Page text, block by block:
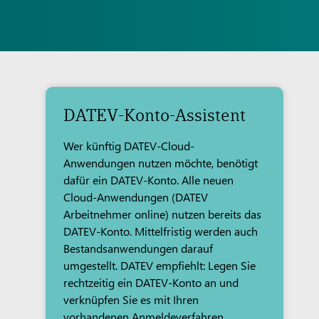
DATEV-Konto-Assistent
Wer künftig DATEV-Cloud-
Anwendungen nutzen möchte, benötigt
dafür ein DATEV-Konto. Alle neuen
Cloud-Anwendungen (DATEV
Arbeitnehmer online) nutzen bereits das
DATEV-Konto. Mittelfristig werden auch
Bestandsanwendungen darauf
umgestellt. DATEV empfiehlt: Legen Sie
rechtzeitig ein DATEV-Konto an und
verknüpfen Sie es mit Ihren